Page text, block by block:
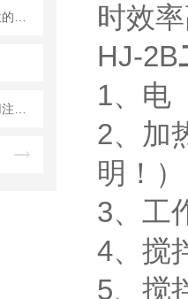
时效
HJ-2B
1、电
2、加
明！ ）
3、工
4、搅
5、搅